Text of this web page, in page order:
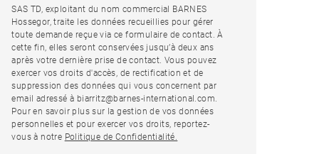
SAS TD, exploitant du nom commercial BARNES
Hossegor, traite les données recueillies pour gérer
toute demande reçue via ce formulaire de contact. À
cette fin, elles seront conservées jusqu’à deux ans
après votre dernière prise de contact. Vous pouvez
exercer vos droits d'accès, de rectification et de
suppression des données qui vous concernent par
email adressé à biarritz@barnes-international.com.
Pour en savoir plus sur la gestion de vos données
personnelles et pour exercer vos droits, reportez-
vous à notre Politique de Confidentialité.